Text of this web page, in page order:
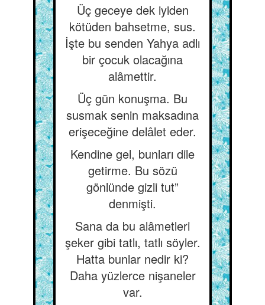
Üç geceye dek iyiden
kötüden bahsetme, sus.
İşte bu senden Yahya adlı
bir çocuk olacağına
alâmettir.
Üç gün konuşma. Bu
susmak senin maksadına
erişeceğine delâlet eder.
Kendine gel, bunları dile
getirme. Bu sözü
gönlünde gizli tut”
denmişti.
Sana da bu alâmetleri
şeker gibi tatlı, tatlı söyler.
Hatta bunlar nedir ki?
Daha yüzlerce nişaneler
var.